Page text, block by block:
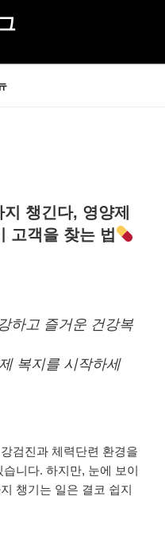
챙긴다, 영양제
고객을 찾는 법
하고 즐거운 건강복
복지를 시작하세
검진과 체력단련 환경을
니다. 하지만, 눈에 보이
챙기는 일은 결코 쉽지